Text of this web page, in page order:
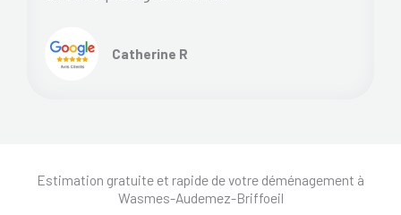
Catherine R
Estimation gratuite et rapide de votre déménagement à
Wasmes-Audemez-Briffoeil